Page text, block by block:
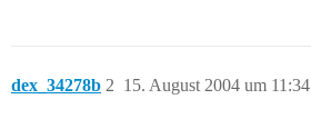
dex_34278b 15. August 2004 um 11:34
2